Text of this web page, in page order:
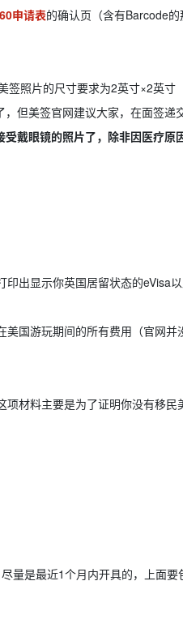
申请表的确认页（含有Barcode
签照片的尺寸要求为2英寸×2英
但美签官网建议大家，在面签递
戴眼镜的照片了，除非因医疗原
出显示你英国居留状态的eVisa以
美国游玩期间的所有费用（官网
材料主要是为了证明你没有移
量是最近1个月内开具的，上面要